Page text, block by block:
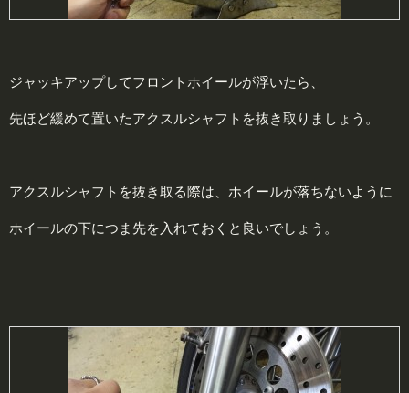
ジャッキアップしてフロントホイールが浮いたら、
先ほど緩めて置いたアクスルシャフトを抜き取りましょう。
アクスルシャフトを抜き取る際は、ホイールが落ちないように
ホイールの下につま先を入れておくと良いでしょう。